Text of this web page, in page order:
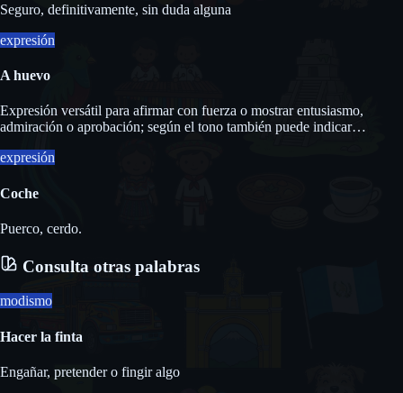
Seguro, definitivamente, sin duda alguna
expresión
A huevo
Expresión versátil para afirmar con fuerza o mostrar entusiasmo,
admiración o aprobación; según el tono también puede indicar
expresión
Coche
Puerco, cerdo.
Consulta otras palabras
modismo
Hacer la finta
Engañar, pretender o fingir algo